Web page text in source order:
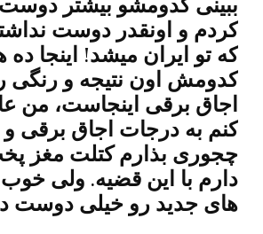
ببینی کدومشو بیشتر
کردم و اونقدر دوست
که تو ایران میشد! اینجا
کدومش اون نتیجه و رنگی
اجاق برقی اینجاست، من
کنم به درجات اجاق برقی
چجوری بذارم کتلت مغز
دارم با این قضیه. ولی
های جدید رو خیلی دوست